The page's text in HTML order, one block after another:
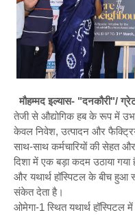
मौहम्मद इल्यास- "दनकौरी"/
तेजी से औद्योगिक हब के रूप में
केवल निवेश, उत्पादन और
साथ-साथ कर्मचारियों की सेहत
दिशा में एक बड़ा कदम उठाया
और यथार्थ हॉस्पिटल के बीच हुआ
संकेत देता है।
ओमेगा-1 स्थित यथार्थ